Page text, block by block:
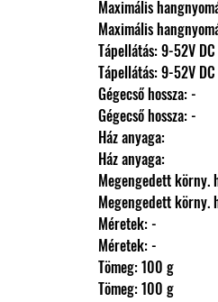
Maximális
Maximális
Tápellátás:
Tápellátás:
                Gégecső hossza: -
                Gégecső hossza: -
                Ház anyaga:
                Ház anyaga:
Megengedett
Megengedett
                Méretek: -
                Méretek: -
                Tömeg: 100 g
                Tömeg: 100 g